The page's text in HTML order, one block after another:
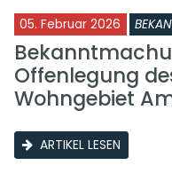
05. Februar 2026
Offenlegung
Wohngebiet
ARTIKEL LESEN